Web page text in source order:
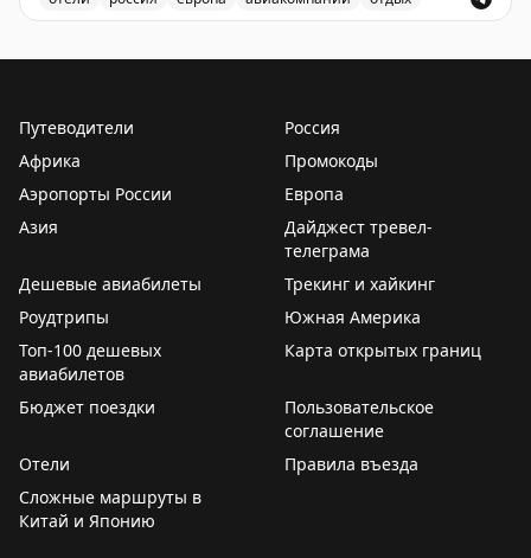
крупные события в городе или непредвиденные
обстоятельства. Чтобы избежать проблемы,
программе лояльности и позвонить за день до заезда
для подтверждения. Если вас всё же «выселили»,
отель должен предоставить сравнимый номер в
другом отеле и оплатить транспортировку. Крупные
сети (Hyatt, IHG, Marriott, Hilton) имеют собственные
политики компенсации, часто более щедрые для
членов программ лояльности. При возникновении
проблемы вежливо, но настойчиво ссылайтесь на
политику отеля и требуйте справедливую
Путеводители
Россия
Африка
Промокоды
Аэропорты России
Европа
Азия
Дайджест тревел-
телеграма
Дешевые авиабилеты
Трекинг и хайкинг
Роудтрипы
Южная Америка
Топ-100 дешевых
авиабилетов
Карта открытых границ
Бюджет поездки
Пользовательское
соглашение
Отели
Правила въезда
Сложные маршруты в
Китай и Японию